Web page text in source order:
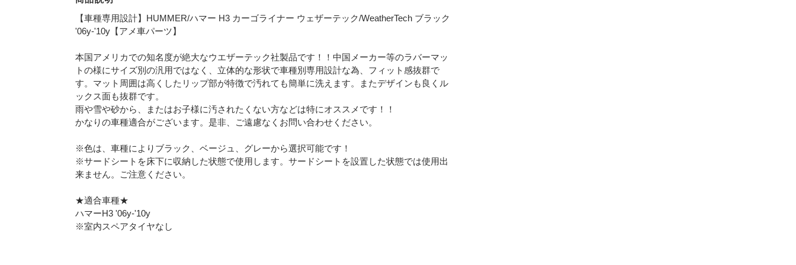
【車種専用設計】HUMMER/ハマー H3 カーゴライナー ウェザーテック/WeatherTech ブラック
'06y-'10y【アメ車パーツ】
本国アメリカでの知名度が絶大なウエザーテック社製品です！！中国メーカー等のラバーマッ
トの様にサイズ別の汎用ではなく、立体的な形状で車種別専用設計な為、フィット感抜群で
す。マット周囲は高くしたリップ部が特徴で汚れても簡単に洗えます。またデザインも良くル
ックス面も抜群です。
雨や雪や砂から、またはお子様に汚されたくない方などは特にオススメです！！
かなりの車種適合がございます。是非、ご遠慮なくお問い合わせください。
※色は、車種によりブラック、ベージュ、グレーから選択可能です！
※サードシートを床下に収納した状態で使用します。サードシートを設置した状態では使用出
来ません。ご注意ください。
★適合車種★
ハマーH3 '06y-'10y
※室内スペアタイヤなし